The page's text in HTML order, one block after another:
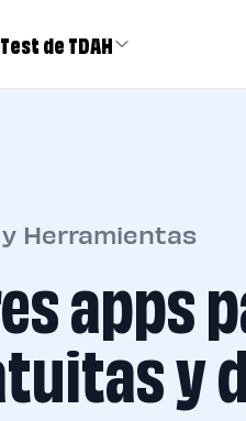
Test de TDAH
Herramientas
apps
y